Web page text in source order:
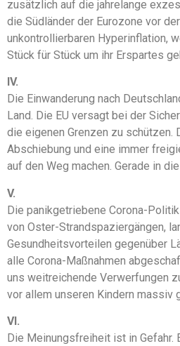
zusätzlich auf die jahrelange
die Südländer der Eurozone vor
unkontrollierbaren Hyperinflation,
Stück für Stück um ihr Erspartes
IV.
Die Einwanderung nach
Land. Die EU versagt bei der
die eigenen Grenzen zu schützen.
Abschiebung und eine immer
auf den Weg machen. Gerade in
V.
Die panikgetriebene Corona-
von Oster-Strandspaziergängen,
Gesundheitsvorteilen gegenüber
alle Corona-Maßnahmen
uns weitreichende Verwerfungen
vor allem unseren Kindern massiv
VI.
Die Meinungsfreiheit ist in